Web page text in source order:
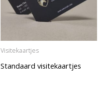
Visitekaartjes
Standaard visitekaartjes